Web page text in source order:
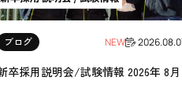
等に短期宿泊して介護、
期宿泊を組み合わせて介護、
リハビリを受けたい
ブログ NEW
卒採用説明会/試験情報 2026年 8月